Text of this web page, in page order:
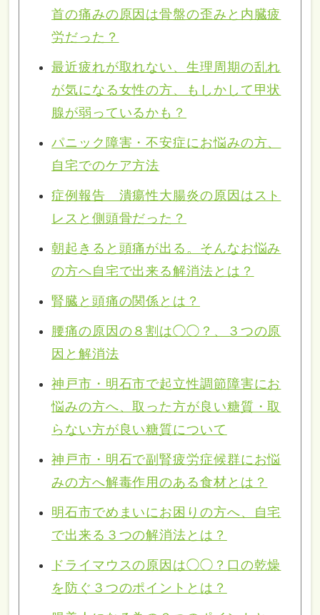
首の痛みの原因は骨盤の歪みと内臓疲
労だった？
最近疲れが取れない、生理周期の乱れ
が気になる女性の方、もしかして甲状
腺が弱っているかも？
パニック障害・不安症にお悩みの方、
自宅でのケア方法
症例報告 潰瘍性大腸炎の原因はスト
レスと側頭骨だった？
朝起きると頭痛が出る。そんなお悩み
の方へ自宅で出来る解消法とは？
腎臓と頭痛の関係とは？
腰痛の原因の８割は◯◯？、３つの原
因と解消法
神戸市・明石市で起立性調節障害にお
悩みの方へ、取った方が良い糖質・取
らない方が良い糖質について
神戸市・明石で副腎疲労症候群にお悩
みの方へ解毒作用のある食材とは？
明石市でめまいにお困りの方へ、自宅
で出来る３つの解消法とは？
ドライマウスの原因は◯◯？口の乾燥
を防ぐ３つのポイントとは？